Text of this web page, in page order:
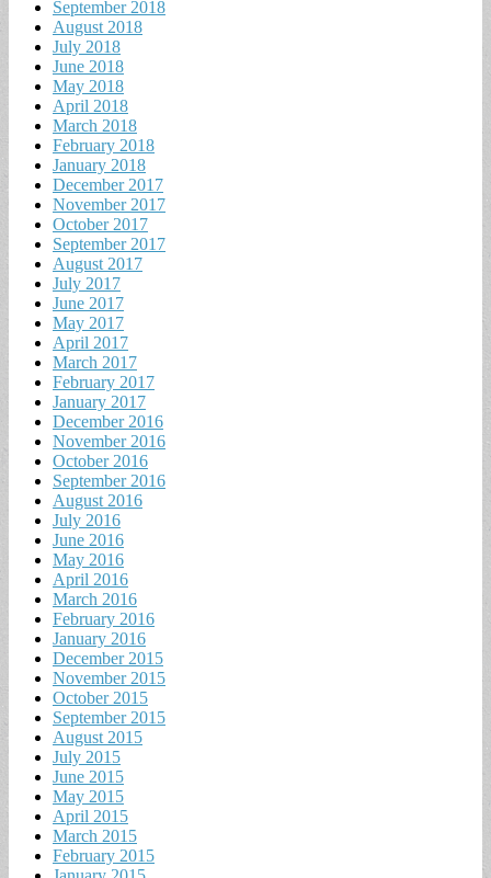
September 2018
August 2018
July 2018
June 2018
May 2018
April 2018
March 2018
February 2018
January 2018
December 2017
November 2017
October 2017
September 2017
August 2017
July 2017
June 2017
May 2017
April 2017
March 2017
February 2017
January 2017
December 2016
November 2016
October 2016
September 2016
August 2016
July 2016
June 2016
May 2016
April 2016
March 2016
February 2016
January 2016
December 2015
November 2015
October 2015
September 2015
August 2015
July 2015
June 2015
May 2015
April 2015
March 2015
February 2015